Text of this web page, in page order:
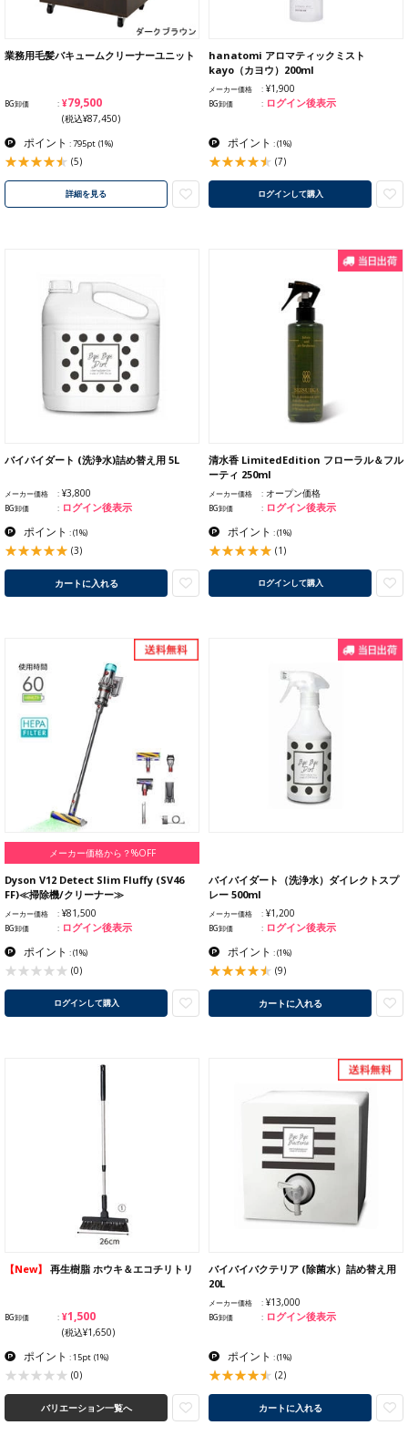
業務用毛髪バキュームクリーナーユニット
BG卸価 ¥79,500
(税込¥87,450)
ポイント : 795pt (1%)
(5)
詳細を見る
hanatomi アロマティックミスト
kayo（カヨウ）200ml
メーカー価格 ¥1,900
BG卸価 ログイン後表示
ポイント :(1%)
(7)
ログインして購入
バイバイダート (洗浄水)詰め替え用 5L
メーカー価格 ¥3,800
BG卸価 ログイン後表示
ポイント :(1%)
(3)
カートに入れる
清水香 LimitedEdition フローラル＆フル
ーティ 250ml
メーカー価格 オープン価格
BG卸価 ログイン後表示
ポイント :(1%)
(1)
ログインして購入
メーカー価格から？%OFF
Dyson V12 Detect Slim Fluffy (SV46
FF)≪掃除機/クリーナー≫
メーカー価格 ¥81,500
BG卸価 ログイン後表示
ポイント :(1%)
(0)
ログインして購入
バイバイダート（洗浄水）ダイレクトスプ
レー 500ml
メーカー価格 ¥1,200
BG卸価 ログイン後表示
ポイント :(1%)
(9)
カートに入れる
【New】 再生樹脂 ホウキ＆エコチリトリ
BG卸価 ¥1,500
(税込¥1,650)
ポイント : 15pt (1%)
(0)
バリエーション一覧へ
バイバイバクテリア (除菌水）詰め替え用
20L
メーカー価格 ¥13,000
BG卸価 ログイン後表示
ポイント :(1%)
(2)
カートに入れる